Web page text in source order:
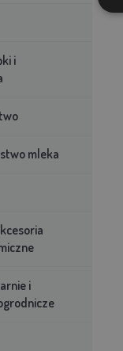
i
mleka
i